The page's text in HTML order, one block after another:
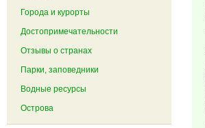
Города и курорты
Достопримечательности
Отзывы о странах
Парки, заповедники
Водные ресурсы
Острова